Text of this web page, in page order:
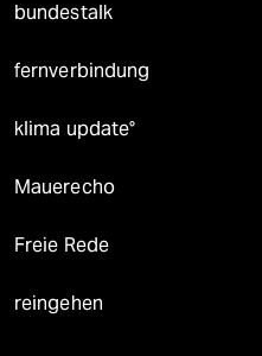
bundestalk
fernverbindung
klima update°
Mauerecho
Freie Rede
reingehen